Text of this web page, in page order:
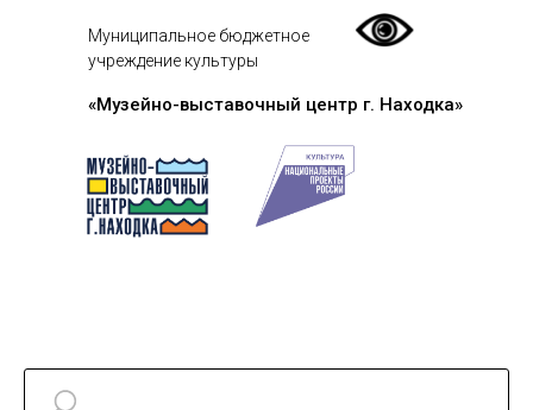
«Музейно-выставочный центр г. Находка»
Муниципальное бюджетное
учреждение культуры